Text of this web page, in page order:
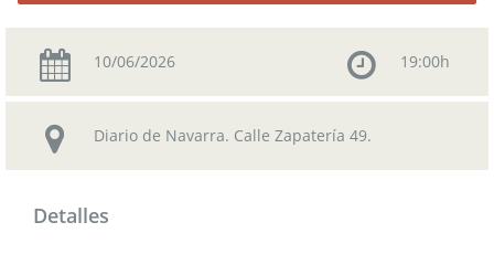
10/06/2026 19:00h
Diario de Navarra. Calle Zapatería 49.
Detalles